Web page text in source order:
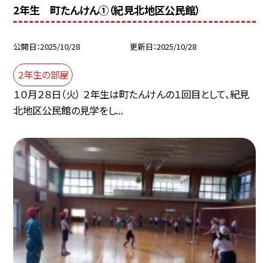
2年生 町たんけん①（紀見北地区公民館）
公開日 2025/10/28 更新日 2025/10/28
２年生の部屋
１０月２８日（火） ２年生は町たんけんの１回目として、紀見
北地区公民館の見学をし...